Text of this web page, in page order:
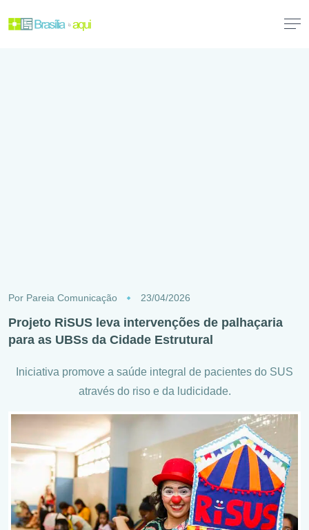
Por Pareia Comunicação 23/04/2026
Projeto RiSUS leva intervenções de palhaçaria
para as UBSs da Cidade Estrutural
Iniciativa promove a saúde integral de pacientes do SUS
através do riso e da ludicidade.